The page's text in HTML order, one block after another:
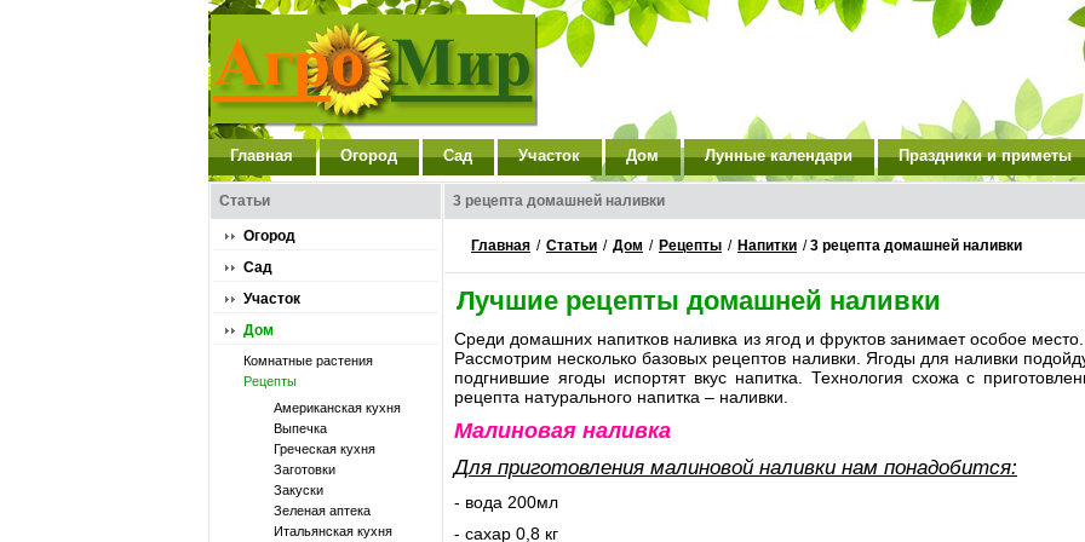
Главная Огород Сад Участок Дом Лунные календари Праздники и приметы
Статьи
Огород
Сад
Участок
Дом
Комнатные растения
Рецепты
Американская кухня
Выпечка
Греческая кухня
Заготовки
Закуски
Зеленая аптека
Итальянская кухня
3 рецепта домашней наливки
Главная / Статьи / Дом / Рецепты / Напитки /3 рецепта домашней наливки
Лучшие рецепты домашней наливки
Среди домашних напитков наливка из ягод и фруктов занимает особое
Рассмотрим несколько базовых рецептов наливки. Ягоды для наливки
подгнившие ягоды испортят вкус напитка. Технология схожа с
рецепта натурального напитка – наливки.
Малиновая наливка
Для приготовления малиновой наливки нам понадобится:
- вода 200мл
- сахар 0,8 кг